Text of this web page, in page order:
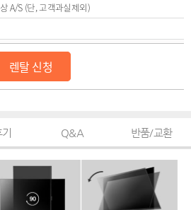
A/S (단, 고객과실제외)
렌탈 신청
Q&A 반품/교환